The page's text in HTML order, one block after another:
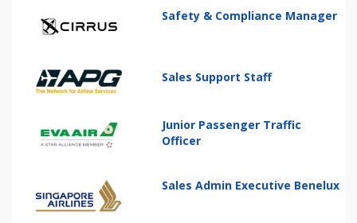
Safety & Compliance Manager
Sales Support Staff
Junior Passenger Traffic
Officer
Sales Admin Executive Benelux